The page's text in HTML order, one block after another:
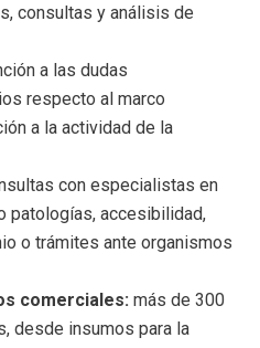
consultas y análisis de
a las dudas
respecto al marco
a la actividad de la
con especialistas en
patologías, accesibilidad,
o trámites ante organismos
comerciales: más de 300
desde insumos para la